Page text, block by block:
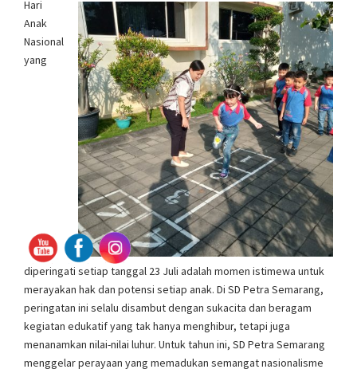
Hari
Anak
Nasional
yang
diperingati setiap tanggal 23 Juli adalah momen istimewa untuk
merayakan hak dan potensi setiap anak. Di SD Petra Semarang,
peringatan ini selalu disambut dengan sukacita dan beragam
kegiatan edukatif yang tak hanya menghibur, tetapi juga
menanamkan nilai-nilai luhur. Untuk tahun ini, SD Petra Semarang
menggelar perayaan yang memadukan semangat nasionalisme